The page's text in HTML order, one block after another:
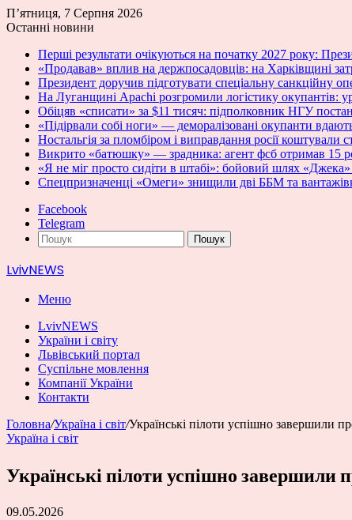
П’ятниця, 7 Серпня 2026
Останні новини
Перші результати очікуються на початку 2027 року:
«Продавав» вплив на держпосадовців: на Харківщині
Президент доручив підготувати спеціальну санкційну
На Луганщині Apachi розгромили логістику окупантів:
Обіцяв «списати» за $11 тисяч: підполковник НГУ
«Підірвали собі ноги» — деморалізовані окупанти
Ностальгія за пломбіром і виправдання росії
Викрито «батюшку» — зрадника: агент фсб отримав 15
«Я не міг просто сидіти в штабі»: бойовий шлях «Джека»
Спецпризначенці «Омеги» знищили дві ББМ та
Facebook
Telegram
Пошук
LvivNEWS
Меню
LvivNEWS
України і світу
Львівський портал
Суспільне мовлення
Компанії України
Контакти
Головна/Україна і світ/Українські пілоти успішно завершили
Україна і світ
Українські пілоти успішно завершили
09.05.2026